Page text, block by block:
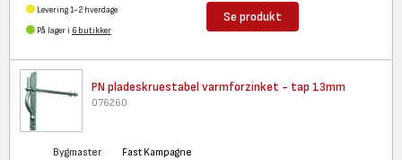
Levering 1-2 hverdage
På lager i 6 butikker
Se produkt
PN pladeskruestabel varmforzinket - tap 13mm
076260
Bygmaster Fast Kampagne